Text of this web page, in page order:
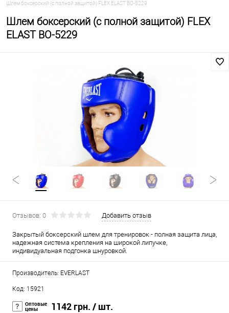
Шлем боксерский (с полной защитой) FLEX ELAST BO-5229
Шлем боксерский (с полной защитой) FLEX
ELAST BO-5229
Отзывов: 0 Добавить отзыв
Закрытый боксерский шлем для тренировок - полная защита лица,
надежная система крепления на широкой липучке,
индивидуальная подгонка шнуровкой.
Производитель: EVERLAST
Код: 15921
Оптовые
цены 1142 грн. / шт.